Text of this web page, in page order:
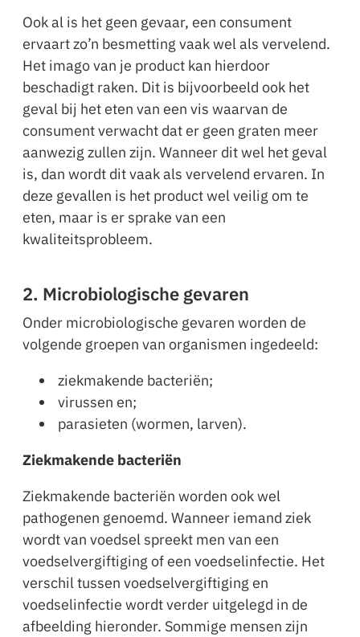
Ook al is het geen gevaar, een consument
ervaart zo’n besmetting vaak wel als vervelend.
Het imago van je product kan hierdoor
beschadigt raken. Dit is bijvoorbeeld ook het
geval bij het eten van een vis waarvan de
consument verwacht dat er geen graten meer
aanwezig zullen zijn. Wanneer dit wel het geval
is, dan wordt dit vaak als vervelend ervaren. In
deze gevallen is het product wel veilig om te
eten, maar is er sprake van een
kwaliteitsprobleem.
2. Microbiologische gevaren
Onder microbiologische gevaren worden de
volgende groepen van organismen ingedeeld:
ziekmakende bacteriën;
virussen en;
parasieten (wormen, larven).
Ziekmakende bacteriën
Ziekmakende bacteriën worden ook wel
pathogenen genoemd. Wanneer iemand ziek
wordt van voedsel spreekt men van een
voedselvergiftiging of een voedselinfectie. Het
verschil tussen voedselvergiftiging en
voedselinfectie wordt verder uitgelegd in de
afbeelding hieronder. Sommige mensen zijn